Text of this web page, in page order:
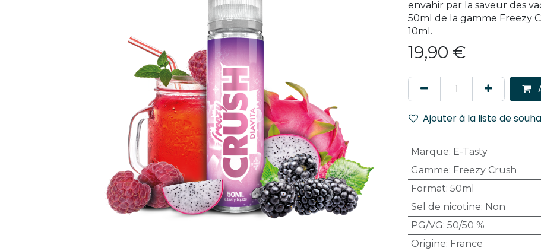
envahir par la saveur des
50ml de la gamme Freezy
10ml.
19,90 €
Ajouter à la liste de
Marque: E-Tasty
Gamme: Freezy Crush
Format: 50ml
Sel de nicotine: Non
PG/VG: 50/50 %
Origine: France